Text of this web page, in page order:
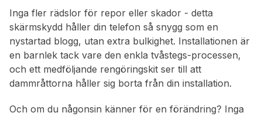
Inga fler rädslor för repor eller skador - detta
skärmskydd håller din telefon så snygg som en
nystartad blogg, utan extra bulkighet. Installationen är
en barnlek tack vare den enkla tvåstegs-processen,
och ett medföljande rengöringskit ser till att
dammråttorna håller sig borta från din installation.
Och om du någonsin känner för en förändring? Inga